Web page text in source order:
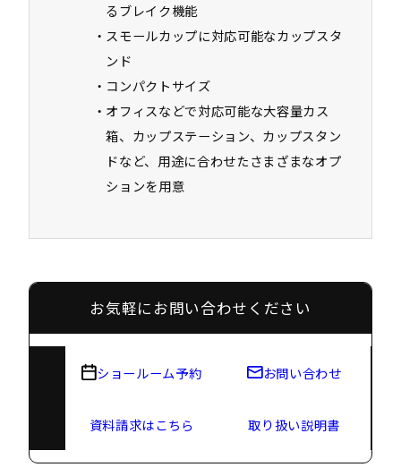
るブレイク機能
スモールカップに対応可能なカップスタ
ンド
コンパクトサイズ
オフィスなどで対応可能な大容量カス
箱、カップステーション、カップスタン
ドなど、用途に合わせたさまざまなオプ
ションを用意
お気軽にお問い合わせください
ショールーム予約 お問い合わせ
資料請求はこちら 取り扱い説明書